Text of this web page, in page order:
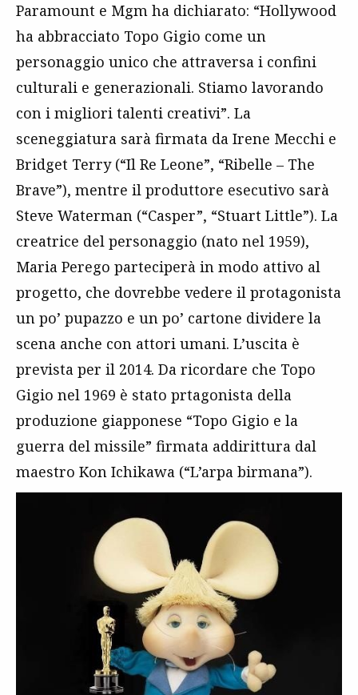
Paramount e Mgm ha dichiarato: “Hollywood
ha abbracciato Topo Gigio come un
personaggio unico che attraversa i confini
culturali e generazionali. Stiamo lavorando
con i migliori talenti creativi”. La
sceneggiatura sarà firmata da Irene Mecchi e
Bridget Terry (“Il Re Leone”, “Ribelle – The
Brave”), mentre il produttore esecutivo sarà
Steve Waterman (“Casper”, “Stuart Little”). La
creatrice del personaggio (nato nel 1959),
Maria Perego parteciperà in modo attivo al
progetto, che dovrebbe vedere il protagonista
un po’ pupazzo e un po’ cartone dividere la
scena anche con attori umani. L’uscita è
prevista per il 2014. Da ricordare che Topo
Gigio nel 1969 è stato prtagonista della
produzione giapponese “Topo Gigio e la
guerra del missile” firmata addirittura dal
maestro Kon Ichikawa (“L’arpa birmana”).